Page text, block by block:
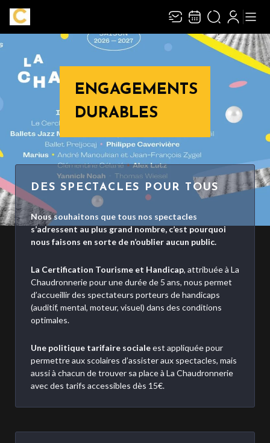
ENGAGEMENTS
DURABLES
DES SPECTACLES POUR TOUS
Nous souhaitons que tous nos spectacles
s’adressent au plus grand nombre, c’est pourquoi
nous faisons en sorte de n’oublier aucun public.
La Certification Tourisme et Handicap, attribuée à La
Chaudronnerie pour une durée de 5 ans, nous permet
d’accueillir des spectateurs porteurs de handicaps
(auditif, mental, moteur, visuel) dans des conditions
optimales.
Une politique tarifaire socialeest appliquée pour
permettre aux scolaires d’assister aux spectacles, mais
aussi à chacun de trouver sa place à La Chaudronnerie
avec des tarifs accessibles dès 15€.